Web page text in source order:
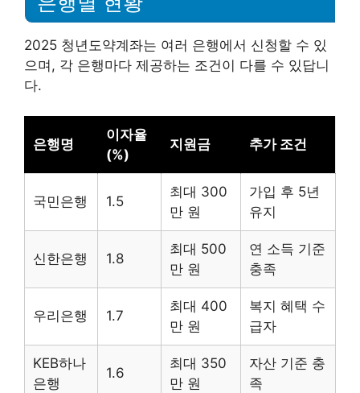
2025 청년도약계좌는 여러 은행에서 신청할 수 있
으며, 각 은행마다 제공하는 조건이 다를 수 있답니
다.
은행명
이자율
(%)
지원금 추가 조건
국민은행 1.5
최대 300
만 원
가입 후 5년
유지
신한은행 1.8
최대 500
만 원
연 소득 기준
충족
우리은행 1.7
최대 400
만 원
복지 혜택 수
급자
KEB하나
은행
1.6
최대 350
만 원
자산 기준 충
족